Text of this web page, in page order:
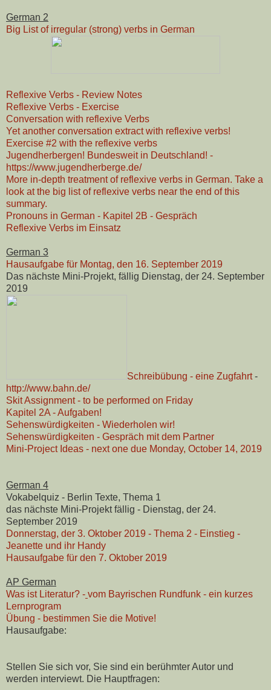
German 2
Big List of irregular (strong) verbs in German
Reflexive Verbs - Review Notes
Reflexive Verbs - Exercise
Conversation with reflexive Verbs
Yet another conversation extract with reflexive verbs!
Exercise #2 with the reflexive verbs
Jugendherbergen! Bundesweit in Deutschland! -
https://www.jugendherberge.de/
More in-depth treatment of reflexive verbs in German. Take a
look at the big list of reflexive verbs near the end of this
summary.
Pronouns in German - Kapitel 2B - Gespräch
Reflexive Verbs im Einsatz
German 3
Hausaufgabe für Montag, den 16. September 2019
Das nächste Mini-Projekt, fällig Dienstag, der 24. September
2019
Schreibübung - eine Zugfahrt-
http://www.bahn.de/
Skit Assignment - to be performed on Friday
Kapitel 2A - Aufgaben!
Sehenswürdigkeiten - Wiederholen wir!
Sehenswürdigkeiten - Gespräch mit dem Partner
Mini-Project Ideas - next one due Monday, October 14, 2019
German 4
Vokabelquiz - Berlin Texte, Thema 1
das nächste Mini-Projekt fällig - Dienstag, der 24.
September 2019
Donnerstag, der 3. Oktober 2019 - Thema 2 - Einstieg -
Jeanette und ihr Handy
Hausaufgabe für den 7. Oktober 2019
AP German
Was ist Literatur? - vom Bayrischen Rundfunk - ein kurzes
Lernprogram
Übung - bestimmen Sie die Motive!
Hausaufgabe:
Stellen Sie sich vor, Sie sind ein berühmter Autor und
werden interviewt. Die Hauptfragen: